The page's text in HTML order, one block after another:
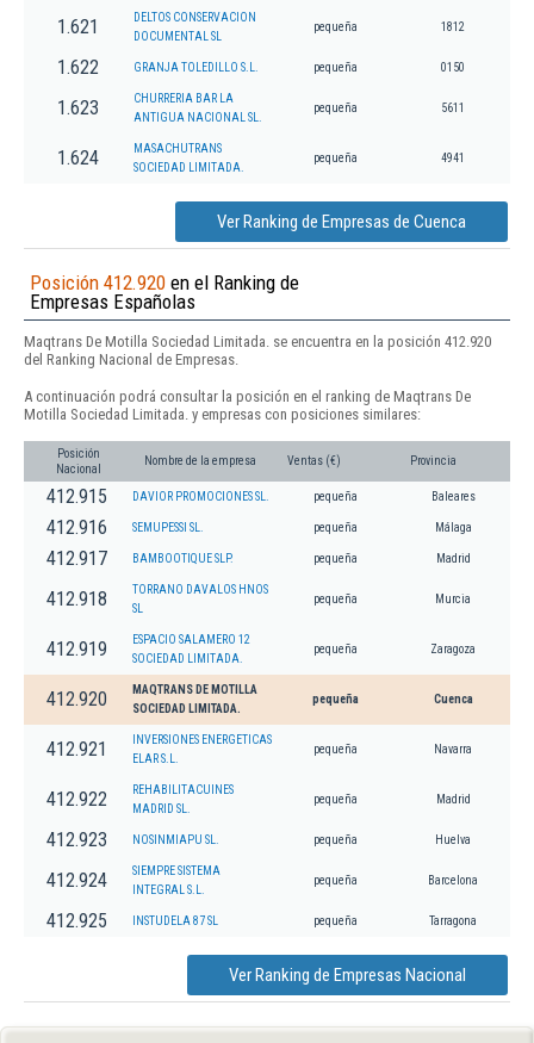
1.621
DELTOS CONSERVACION
DOCUMENTAL SL
pequeña 1812
1.622 GRANJA TOLEDILLO S.L. pequeña 0150
1.623
CHURRERIA BAR LA
ANTIGUA NACIONAL SL.
pequeña 5611
1.624
MASACHUTRANS
SOCIEDAD LIMITADA.
pequeña 4941
Ver Ranking de Empresas de Cuenca
Posición 412.920 en el Ranking de
Empresas Españolas
Maqtrans De Motilla Sociedad Limitada. se encuentra en la posición 412.920
del Ranking Nacional de Empresas.
A continuación podrá consultar la posición en el ranking de Maqtrans De
Motilla Sociedad Limitada. y empresas con posiciones similares:
Posición
Nacional
Nombre de la empresa Ventas (€) Provincia
412.915 DAVIOR PROMOCIONES SL. pequeña Baleares
412.916 SEMUPESSI SL. pequeña Málaga
412.917 BAMBOOTIQUE SLP. pequeña Madrid
412.918
TORRANO DAVALOS HNOS
SL
pequeña Murcia
412.919
ESPACIO SALAMERO 12
SOCIEDAD LIMITADA.
pequeña Zaragoza
412.920
MAQTRANS DE MOTILLA
SOCIEDAD LIMITADA.
pequeña Cuenca
412.921
INVERSIONES ENERGETICAS
ELAR S.L.
pequeña Navarra
412.922
REHABILITACUINES
MADRID SL.
pequeña Madrid
412.923 NOSINMIAPU SL. pequeña Huelva
412.924
SIEMPRE SISTEMA
INTEGRAL S.L.
pequeña Barcelona
412.925 INSTUDELA 87 SL pequeña Tarragona
Ver Ranking de Empresas Nacional